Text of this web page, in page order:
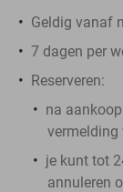
Geldig vanaf
7 dagen per
Reserveren:
na
vermelding
je kunt tot
annuleren